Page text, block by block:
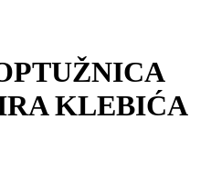
KLEBIĆA